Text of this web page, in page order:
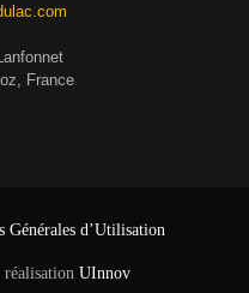
France
Générales d’Utilisation
réalisation UInnov